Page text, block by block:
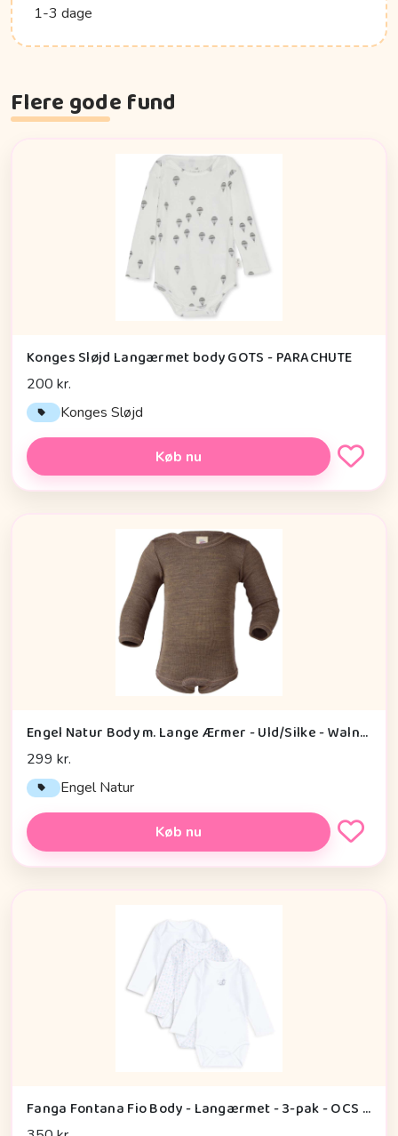
1-3 dage
Flere gode fund
Konges Sløjd Langærmet body GOTS - PARACHUTE
200 kr.
Konges Sløjd
Køb nu
Engel Natur Body m. Lange Ærmer - Uld/Silke - Walnut
299 kr.
Engel Natur
Køb nu
Fanga Fontana Fio Body - Langærmet - 3-pak - OCS - Barca